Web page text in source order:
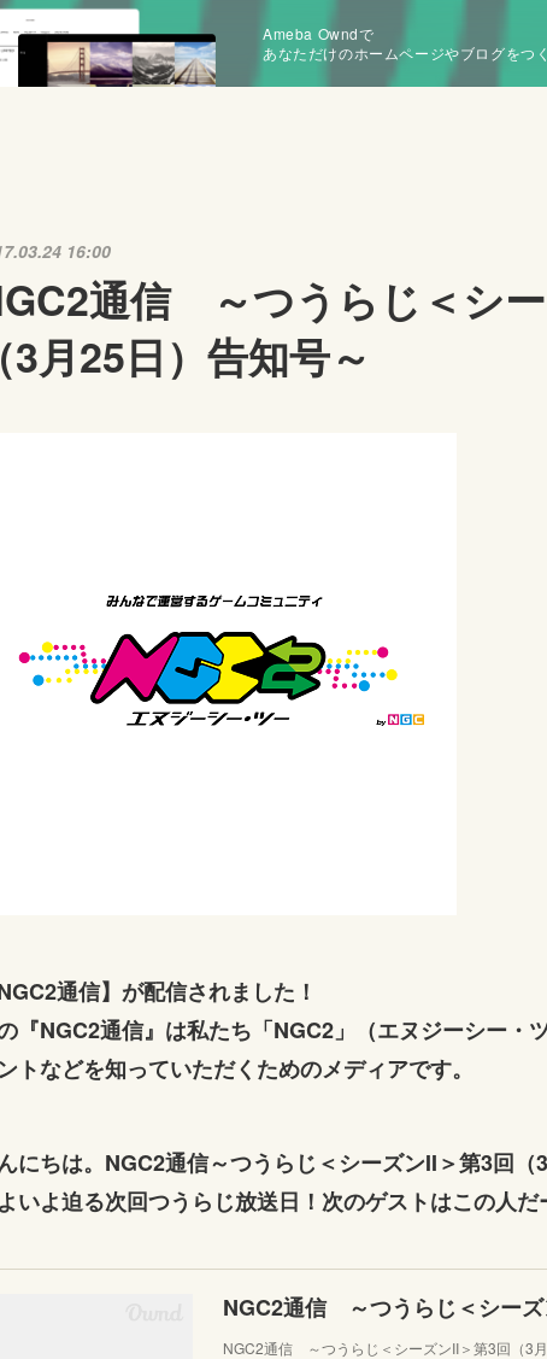
Ameba Owndで
あなただけのホームページやブログをつ
16:00
通信 ～つうらじ＜シ
（3月25日）告知号～
NGC2通信】が配信されました！
『NGC2通信』は私たち「NGC2」（エヌジーシー・
トなどを知っていただくためのメディアです。
にちは。NGC2通信～つうらじ＜シーズンII＞第3回（
いよ迫る次回つうらじ放送日！次のゲストはこの人だ
NGC2通信 ～つうらじ＜シーズンII＞第3回（3